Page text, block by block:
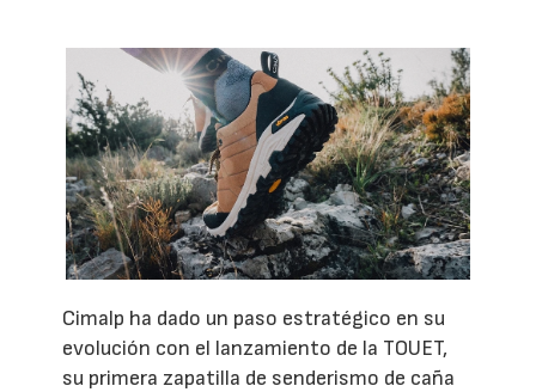
Cimalp ha dado un paso estratégico en su
evolución con el lanzamiento de la TOUET,
su primera zapatilla de senderismo de caña